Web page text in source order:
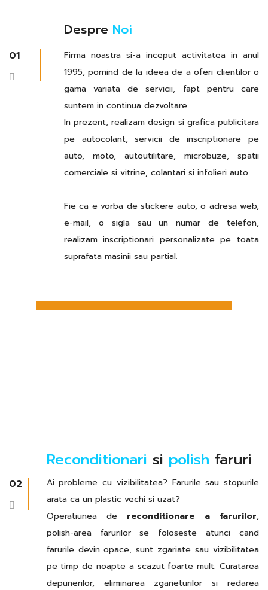
01
Despre Noi
Firma noastra si-a inceput activitatea in anul
1995, pornind de la ideea de a oferi clientilor o
gama variata de servicii, fapt pentru care
suntem in continua dezvoltare.
In prezent, realizam design si grafica publicitara
pe autocolant, servicii de inscriptionare pe
auto, moto, autoutilitare, microbuze, spatii
comerciale si vitrine, colantari si infolieri auto.
Fie ca e vorba de stickere auto, o adresa web,
e-mail, o sigla sau un numar de telefon,
realizam inscriptionari personalizate pe toata
suprafata masinii sau partial.
02
Reconditionari si polish faruri
Ai probleme cu vizibilitatea? Farurile sau stopurile
arata ca un plastic vechi si uzat?
Operatiunea de reconditionare a farurilor,
polish-area farurilor se foloseste atunci cand
farurile devin opace, sunt zgariate sau vizibilitatea
pe timp de noapte a scazut foarte mult. Curatarea
depunerilor, eliminarea zgarieturilor si redarea